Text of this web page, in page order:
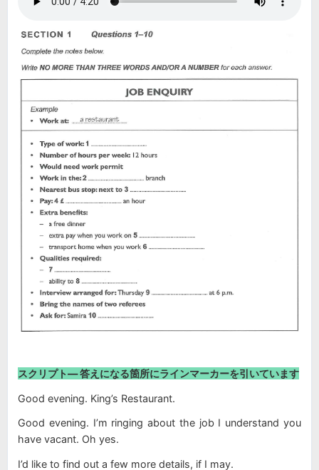
スクリプト― 答えになる箇所にラインマーカーを引いています
Good evening. King’s Restaurant.
Good evening. I’m ringing about the job I understand you
have vacant. Oh yes.
I’d like to find out a few more details, if I may.